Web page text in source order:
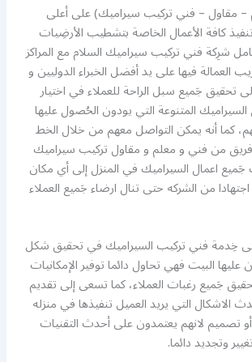
مقاول – فني تركيب سيراميك) على أعلى
كافة الأعمال الخاصة بتشطيب الأرضِيات
شرِكة فني تركيب سيراميك السلام مع المراكز
العمالة فيها على يد أفضل الخبراء الدوليين و
تحقيق جَميع سبل الراحة للعملاء في اختيار
المتنوعة التي يودون الحُصول عليها
كما أنه يمكن التواصل معهم من خلال الخط
فريق من فني و معلم و مقاول تركيب سيراميك
اعمال السيراميك في المنزل إلى أي مكان
من الشركه حتى تنال ارضاء جَميع العملاء
خِدمة فني تركيب السيراميك في تحقيق شكل
البيت فهي تحاول دائما توفير الإمكانيات
جَميع رغبات العملاء، كما تسعى إلى تقديم
الاشكال التي يريد العميل تنفيذها في منزله
تصميم لانهم يعتمدون على أحدث التقنيات
وتجديد دائما.